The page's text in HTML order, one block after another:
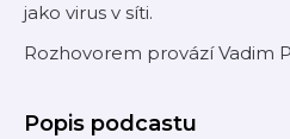
jako virus v síti.
Rozhovorem provází Vadim
Popis podcastu